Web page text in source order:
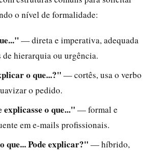
o nível de formalidade:
— direta e imperativa, adequada
de hierarquia ou urgência.
o que...?" — cortês, usa o verbo
o pedido.
o que..." — formal e
em e-mails profissionais.
que... Pode explicar?" — híbrido,